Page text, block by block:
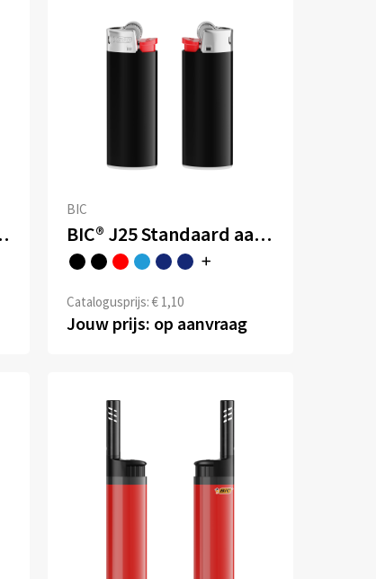
BIC
BIC® J25 Standaard aansteker
Catalogusprijs: € 1,10
Jouw prijs: op aanvraag